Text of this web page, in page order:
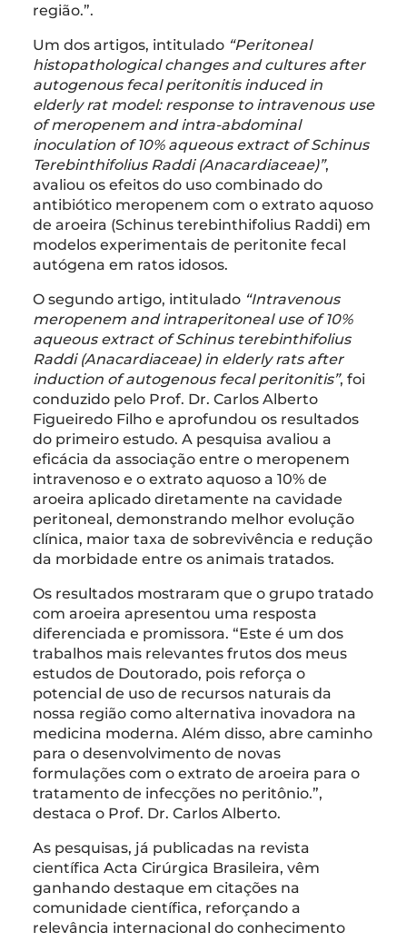
região.”.
Um dos artigos, intitulado “Peritoneal
histopathological changes and cultures after
autogenous fecal peritonitis induced in
elderly rat model: response to intravenous use
of meropenem and intra-abdominal
inoculation of 10% aqueous extract of Schinus
Terebinthifolius Raddi (Anacardiaceae)”,
avaliou os efeitos do uso combinado do
antibiótico meropenem com o extrato aquoso
de aroeira (Schinus terebinthifolius Raddi) em
modelos experimentais de peritonite fecal
autógena em ratos idosos.
O segundo artigo, intitulado “Intravenous
meropenem and intraperitoneal use of 10%
aqueous extract of Schinus terebinthifolius
Raddi (Anacardiaceae) in elderly rats after
induction of autogenous fecal peritonitis”, foi
conduzido pelo Prof. Dr. Carlos Alberto
Figueiredo Filho e aprofundou os resultados
do primeiro estudo. A pesquisa avaliou a
eficácia da associação entre o meropenem
intravenoso e o extrato aquoso a 10% de
aroeira aplicado diretamente na cavidade
peritoneal, demonstrando melhor evolução
clínica, maior taxa de sobrevivência e redução
da morbidade entre os animais tratados.
Os resultados mostraram que o grupo tratado
com aroeira apresentou uma resposta
diferenciada e promissora. “Este é um dos
trabalhos mais relevantes frutos dos meus
estudos de Doutorado, pois reforça o
potencial de uso de recursos naturais da
nossa região como alternativa inovadora na
medicina moderna. Além disso, abre caminho
para o desenvolvimento de novas
formulações com o extrato de aroeira para o
tratamento de infecções no peritônio.”,
destaca o Prof. Dr. Carlos Alberto.
As pesquisas, já publicadas na revista
científica Acta Cirúrgica Brasileira, vêm
ganhando destaque em citações na
comunidade científica, reforçando a
relevância internacional do conhecimento